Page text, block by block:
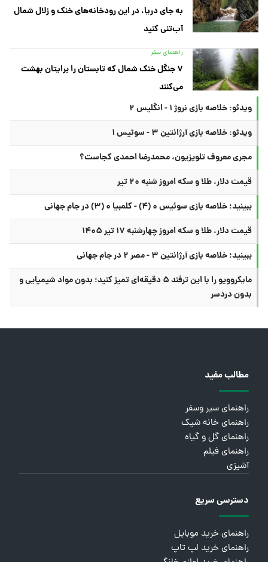
به جای دریا، در این رودخانه‌های خنک و زلال شمال
آب‌تنی کنید
راهنمای سفر
۷ جنگل خنک شمال که تابستان را برایتان بهشت
می‌کنند
ویدئو: خلاصه بازی نروژ ۱ - انگلیس ۲
ویدئو: خلاصه بازی آرژانتین ۳ - سوئیس ۱
مجری معروف تلویزیون، محمدرضا احمدی کجاست؟
قیمت دلار، طلا و سکه امروز شنبه ۲۰ تیر
ببینید؛ خلاصه بازی سوئیس ۰ (۴) - کلمبیا ۰ (۳) در جام جهانی
قیمت دلار، طلا و سکه امروز چهارشنبه ۱۷ تیر ۱۴۰۵
ببینید؛ خلاصه بازی آرژانتین ۳ - مصر ۲ در جام جهانی
مایکروویو را با این ترفند ۵ دقیقه‌ای تمیز کنید؛ بدون مواد شیمیایی و
بدون دردسر
مطالب مفید
راهنمای سیر وسفر
راهنمای خانه شیک
راهنمای گل و گیاه
راهنمای فیلم
آشپزی
دسترسی سریع
راهنمای خرید موبایل
راهنمای خرید لپ تاپ